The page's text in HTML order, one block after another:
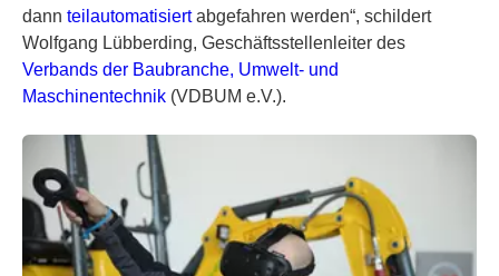
dann teilautomatisiertabgefahren werden“, schildert
Wolfgang Lübberding, Geschäftsstellenleiter des
Verbands der Baubranche, Umwelt- und
Maschinentechnik (VDBUM e.V.).